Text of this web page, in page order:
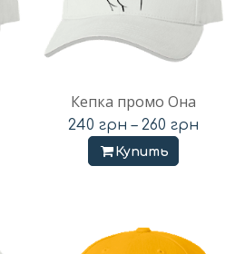
Кепка промо Она
240 грн – 260 грн
Купить